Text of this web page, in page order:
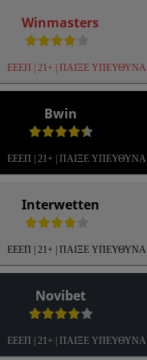
Winmasters
ΕΕΕΠ | 21+ | ΠΑΙΞΕ ΥΠΕΥΘΥΝΑ
Bwin
ΕΕΕΠ | 21+ | ΠΑΙΞΕ ΥΠΕΥΘΥΝΑ
Interwetten
ΕΕΕΠ | 21+ | ΠΑΙΞΕ ΥΠΕΥΘΥΝΑ
Novibet
ΕΕΕΠ | 21+ | ΠΑΙΞΕ ΥΠΕΥΘΥΝΑ